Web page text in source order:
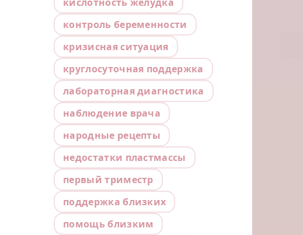
контроль беременности
кризисная ситуация
круглосуточная поддержка
лабораторная диагностика
наблюдение врача
народные рецепты
недостатки пластмассы
первый триместр
поддержка близких
помощь близким